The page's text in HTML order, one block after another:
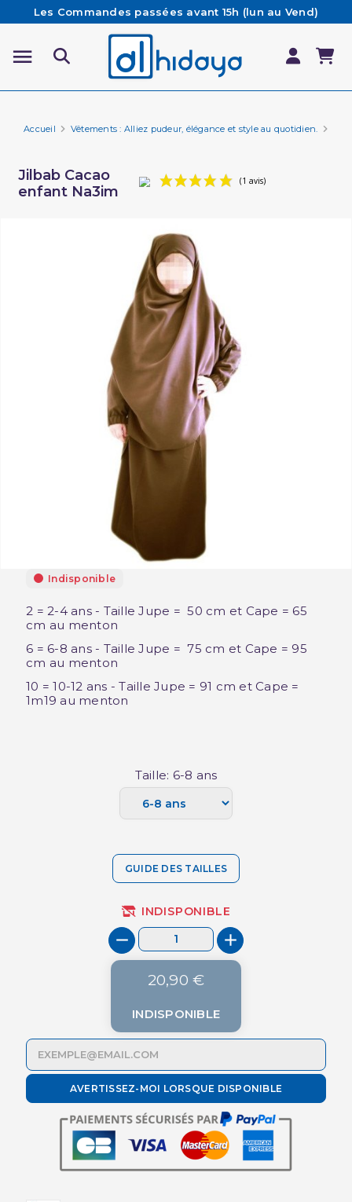
Les Commandes passées avant 15h (lun au Vend)
sont préparées et expédiées le jour même
Besoin d'aide ? Retrouvez notre FAQ
Livraison offerte à partir de 65€ d'achat*
Accueil Vêtements : Alliez pudeur, élégance et style au quotidien.
Jilbab Cacao
enfant Na3im
Indisponible
2 = 2-4 ans - Taille Jupe = 50 cm et Cape = 65
cm au menton
6 = 6-8 ans - Taille Jupe = 75 cm et Cape = 95
cm au menton
10 = 10-12 ans - Taille Jupe = 91 cm et Cape =
1m19 au menton
Taille: 6-8 ans
GUIDE DES TAILLES
INDISPONIBLE
20,90 €
INDISPONIBLE
AVERTISSEZ-MOI LORSQUE DISPONIBLE